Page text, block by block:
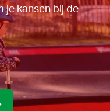
je kansen bij de